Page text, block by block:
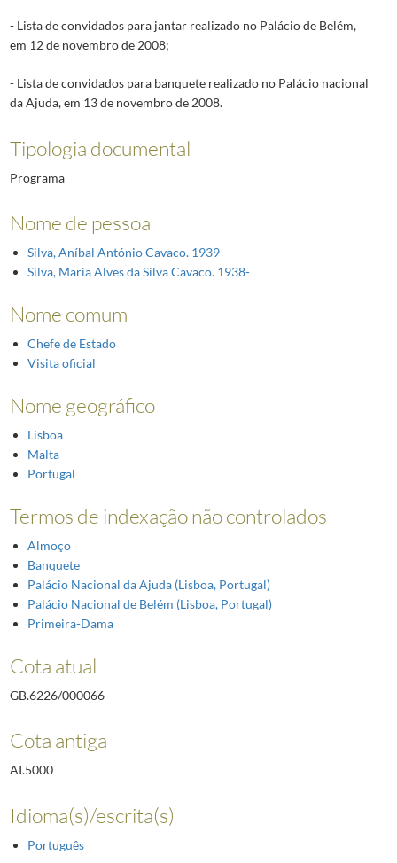
- Lista de convidados para jantar realizado no Palácio de Belém,
em 12 de novembro de 2008;
- Lista de convidados para banquete realizado no Palácio nacional
da Ajuda, em 13 de novembro de 2008.
Tipologia documental
Programa
Nome de pessoa
Silva, Aníbal António Cavaco. 1939-
Silva, Maria Alves da Silva Cavaco. 1938-
Nome comum
Chefe de Estado
Visita oficial
Nome geográfico
Lisboa
Malta
Portugal
Termos de indexação não controlados
Almoço
Banquete
Palácio Nacional da Ajuda (Lisboa, Portugal)
Palácio Nacional de Belém (Lisboa, Portugal)
Primeira-Dama
Cota atual
GB.6226/000066
Cota antiga
AI.5000
Idioma(s)/escrita(s)
Português